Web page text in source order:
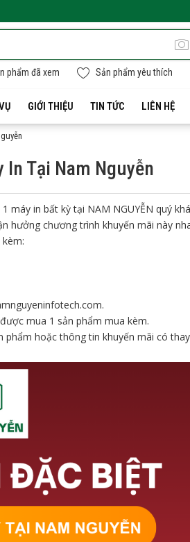
phẩm đã xem Sản phẩm yêu thích
GIỚI THIỆU TIN TỨC LIÊN HỆ
In Tại Nam Nguyễn
máy in bất kỳ tại NAM NGUYỄN quý
hưởng chương trình khuyến mãi này
mua 1 sản phẩm mua kèm.
hoặc thông tin khuyến mãi có